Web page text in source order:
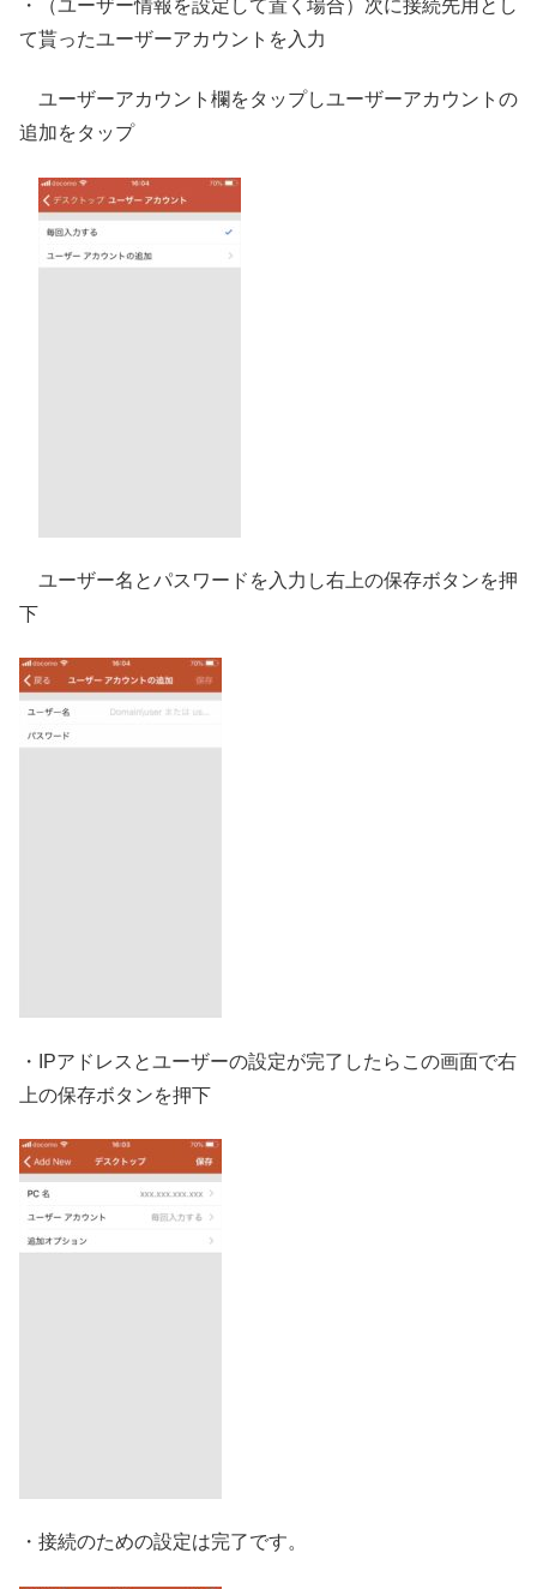
・（ユーザー情報を設定して置く場合）次に接続先用とし
て貰ったユーザーアカウントを入力
ユーザーアカウント欄をタップしユーザーアカウントの
追加をタップ
ユーザー名とパスワードを入力し右上の保存ボタンを押
下
・IPアドレスとユーザーの設定が完了したらこの画面で右
上の保存ボタンを押下
・接続のための設定は完了です。